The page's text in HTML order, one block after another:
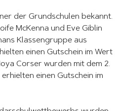
der Grundschulen bekannt.
McKenna und Eve Giblin
Klassengruppe aus
einen Gutschein im Wert
Corser wurden mit dem 2.
einen Gutschein im